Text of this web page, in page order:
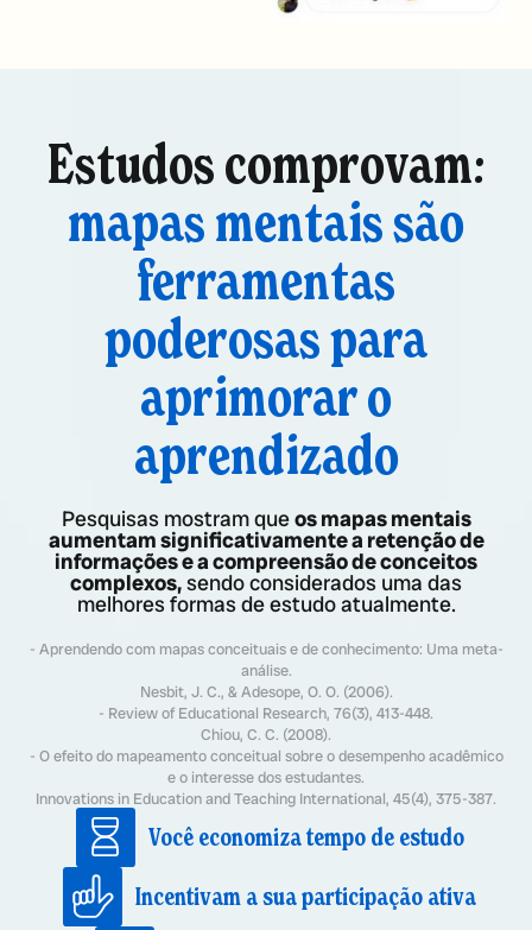
Estudos comprovam:
mapas mentais são
ferramentas
poderosas para
aprimorar o
aprendizado
Pesquisas mostram queos mapas mentais
aumentam significativamente a retenção de
informações e a compreensão de conceitos
complexos,sendo considerados uma das
melhores formas de estudo atualmente.
- Aprendendo com mapas conceituais e de conhecimento: Uma meta-
análise.
Nesbit, J. C., & Adesope, O. O. (2006).
- Review of Educational Research, 76(3), 413-448.
Chiou, C. C. (2008).
- O efeito do mapeamento conceitual sobre o desempenho acadêmico
e o interesse dos estudantes.
Innovations in Education and Teaching International, 45(4), 375-387.
Você economiza tempo de estudo
Incentivam a sua participação ativa